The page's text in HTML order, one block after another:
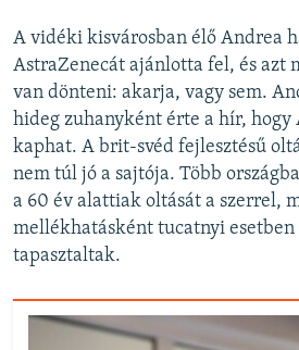
A vidéki kisvárosban élő Andrea
AstraZenecát ajánlotta fel, és azt
van dönteni: akarja, vagy sem.
hideg zuhanyként érte a hír, hogy
kaphat. A brit-svéd fejlesztésű
nem túl jó a sajtója. Több
a 60 év alattiak oltását a szerrel,
mellékhatásként tucatnyi esetben
tapasztaltak.